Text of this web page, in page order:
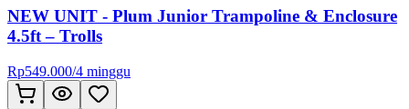
NEW UNIT - Plum Junior Trampoline & Enclosure
4.5ft – Trolls
Rp549.000/4 minggu